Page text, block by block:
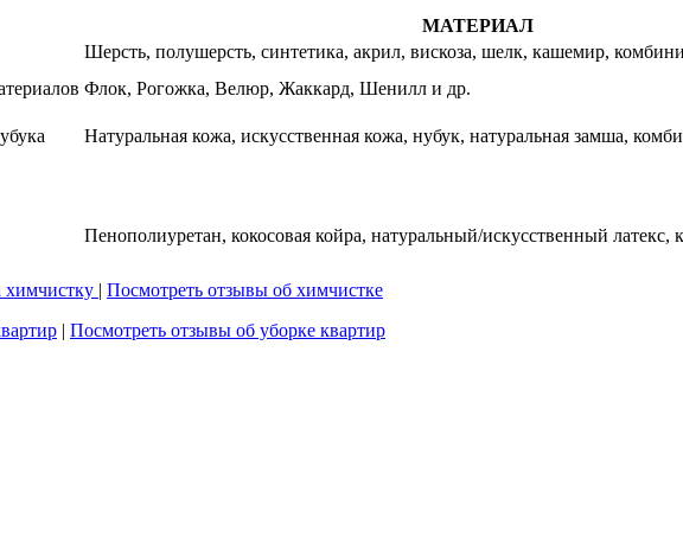
МАТЕРИАЛ
Шерсть, полушерсть, синтетика, акрил, вискоза, шелк, кашемир,
Флок, Рогожка, Велюр, Жаккард, Шенилл и др.
Натуральная кожа, искусственная кожа, нубук, натуральная замша,
Пенополиуретан, кокосовая койра, натуральный/искусственный
| Посмотреть отзывы об химчистке
| Посмотреть отзывы об уборке квартир